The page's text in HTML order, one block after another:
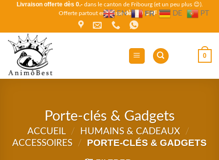
PasserLivraison offerte dès 0.-dans le canton de Fribourg (et un peu plus 😊).
Offerte partout en Suissedès 80 CHF !
0
Porte-clés & Gadgets
ACCUEIL / HUMAINS & CADEAUX
/
ACCESSOIRES
/ PORTE-CLÉS & GADGETS
EN FR DE PT